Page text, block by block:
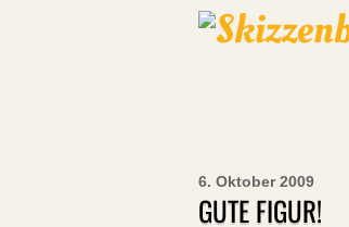
6. Oktober 2009
GUTE FIGUR!